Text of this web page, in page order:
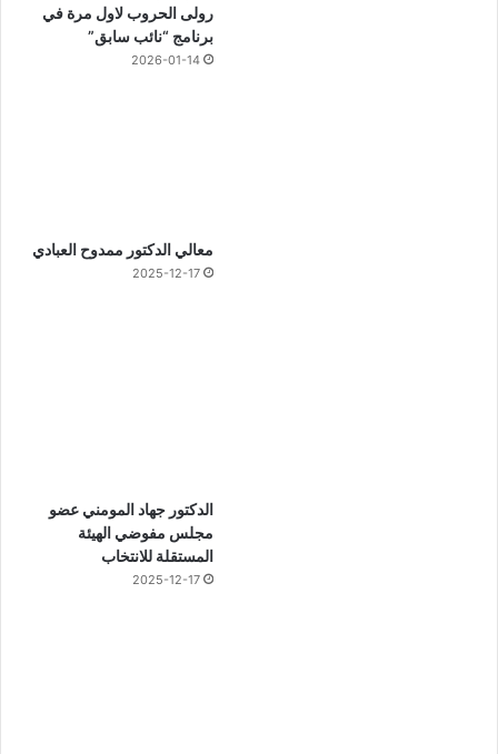
رولى الحروب لاول مرة في
برنامج “نائب سابق”
2026-01-14
معالي الدكتور ممدوح العبادي
2025-12-17
الدكتور جهاد المومني عضو
مجلس مفوضي الهيئة
المستقلة للانتخاب
2025-12-17